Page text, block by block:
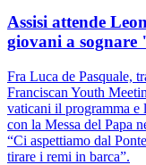
Assisi attende
giovani a sognare
Fra Luca de Pasquale,
Franciscan Youth
vaticani il programma e
con la Messa del Papa
“Ci aspettiamo dal
tirare i remi in barca”.